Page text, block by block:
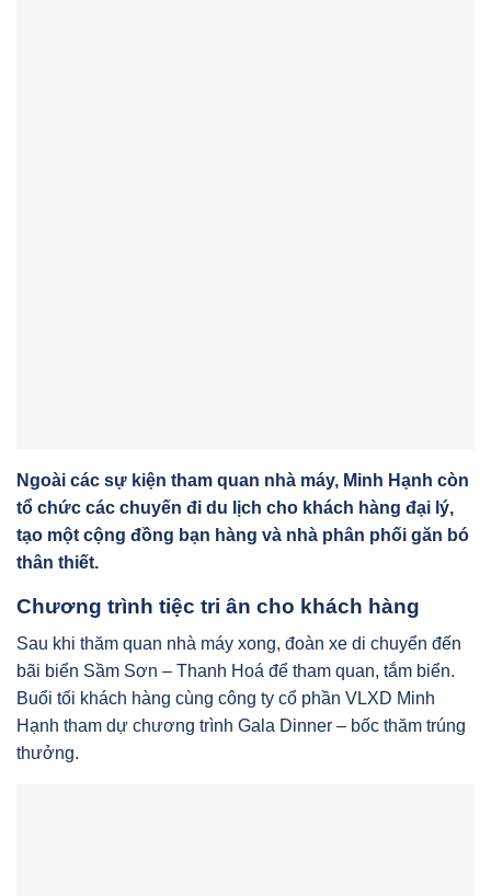
Ngoài các sự kiện tham quan nhà máy, Minh Hạnh còn
tổ chức các chuyến đi du lịch cho khách hàng đại lý,
tạo một cộng đồng bạn hàng và nhà phân phối găn bó
thân thiết.
Chương trình tiệc tri ân cho khách hàng
Sau khi thăm quan nhà máy xong, đoàn xe di chuyển đến
bãi biển Sầm Sơn – Thanh Hoá để tham quan, tắm biển.
Buổi tối khách hàng cùng công ty cổ phần VLXD Minh
Hạnh tham dự chương trình Gala Dinner – bốc thăm trúng
thưởng.